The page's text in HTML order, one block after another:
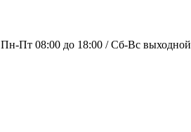
Пн-Пт 08:00 до 18:00 / Сб-Вс выходной